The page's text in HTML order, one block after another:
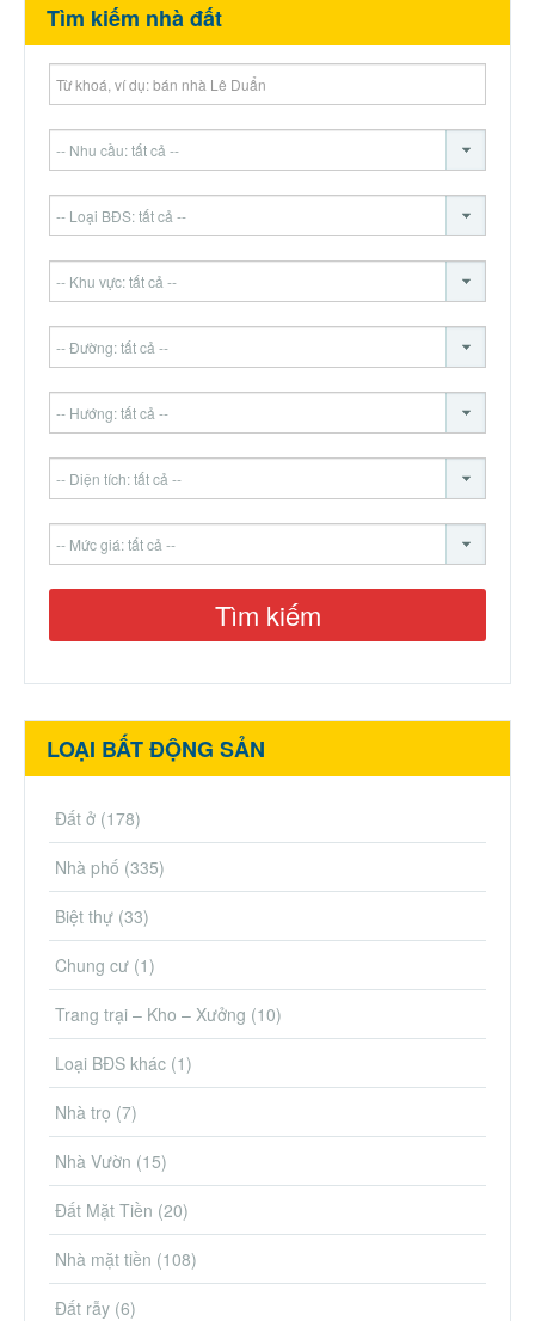
Tìm kiếm nhà đất
LOẠI BẤT ĐỘNG SẢN
Đất ở (178)
Nhà phố (335)
Biệt thự (33)
Chung cư (1)
Trang trại – Kho – Xưởng (10)
Loại BĐS khác (1)
Nhà trọ (7)
Nhà Vườn (15)
Đất Mặt Tiền (20)
Nhà mặt tiền (108)
Đất rẫy (6)